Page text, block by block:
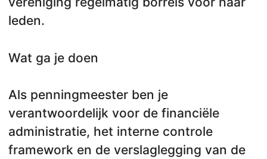
leden.
Wat ga je doen
Als penningmeester ben je
verantwoordelijk voor de financiële
administratie, het interne controle
framework en de verslaglegging van de